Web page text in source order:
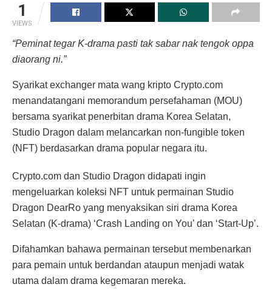
1
VIEWS
“Peminat tegar K-drama pasti tak sabar nak tengok oppa
diaorang ni.”
Syarikat exchanger mata wang kripto Crypto.com
menandatangani memorandum persefahaman (MOU)
bersama syarikat penerbitan drama Korea Selatan,
Studio Dragon dalam melancarkan non-fungible token
(NFT) berdasarkan drama popular negara itu.
Crypto.com dan Studio Dragon didapati ingin
mengeluarkan koleksi NFT untuk permainan Studio
Dragon DearRo yang menyaksikan siri drama Korea
Selatan (K-drama) ‘Crash Landing on You’ dan ‘Start-Up’.
Difahamkan bahawa permainan tersebut membenarkan
para pemain untuk berdandan ataupun menjadi watak
utama dalam drama kegemaran mereka.